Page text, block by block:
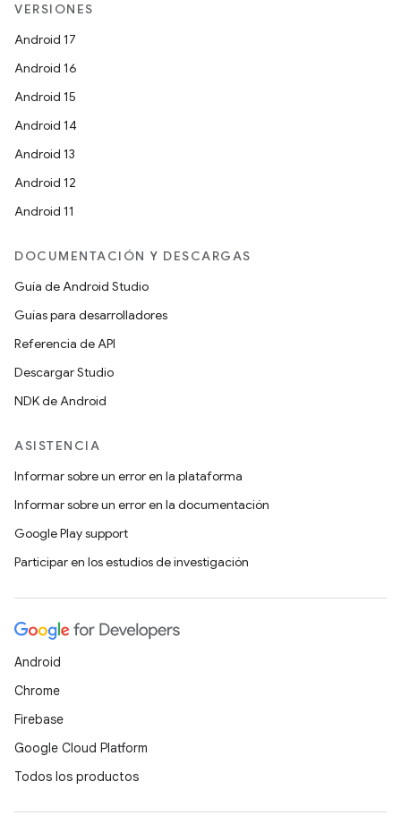
VERSIONES
Android 17
Android 16
Android 15
Android 14
Android 13
Android 12
Android 11
DOCUMENTACIÓN Y DESCARGAS
Guía de Android Studio
Guías para desarrolladores
Referencia de API
Descargar Studio
NDK de Android
ASISTENCIA
Informar sobre un error en la plataforma
Informar sobre un error en la documentación
Google Play support
Participar en los estudios de investigación
Android
Chrome
Firebase
Google Cloud Platform
Todos los productos